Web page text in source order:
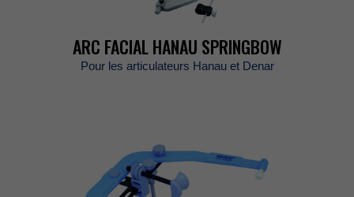
ARCFACIALHANAUSPRINGBOW
PourlesarticulateursHanauetDenar